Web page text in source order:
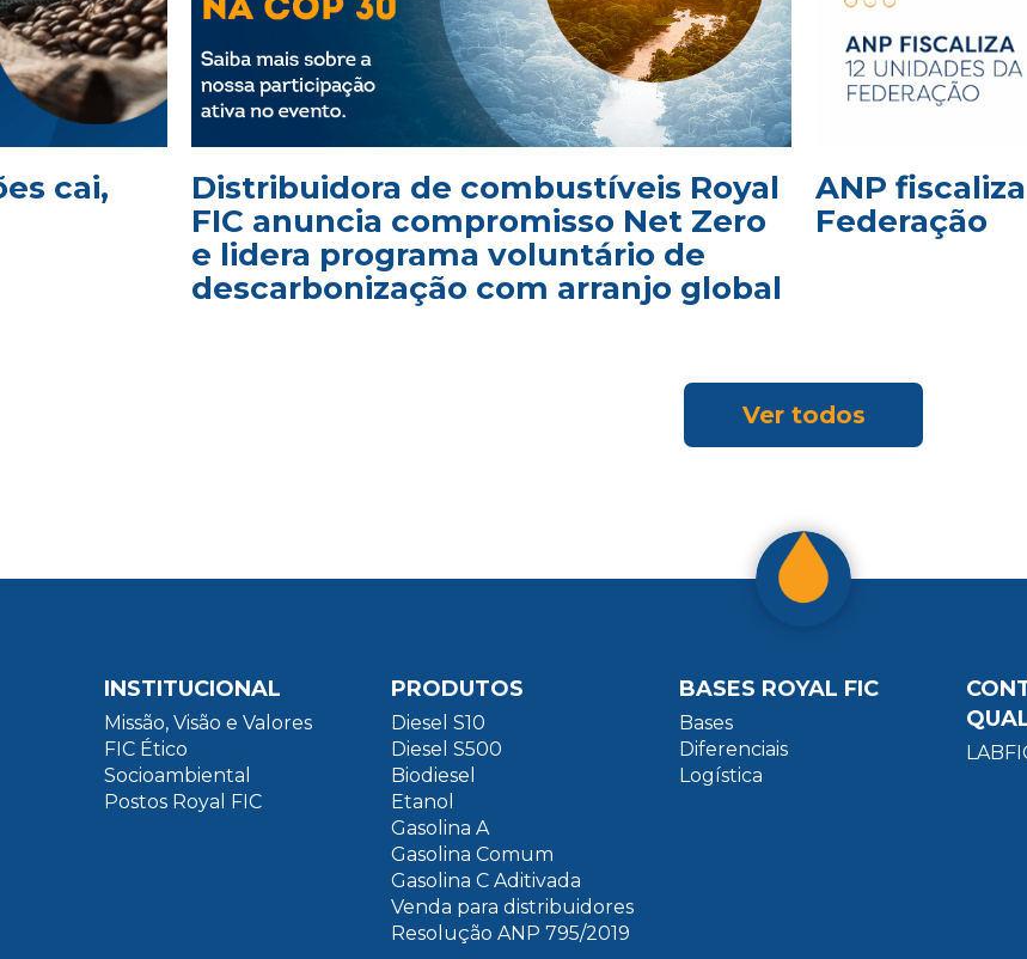
cai,
Distribuidora de combustíveis Royal
FIC anuncia compromisso Net Zero
e lidera programa voluntário de
descarbonização com arranjo global
ANP
Federação
Ver todos
INSTITUCIONAL
Missão, Visão e Valores
FIC Ético
Socioambiental
Postos Royal FIC
PRODUTOS
Diesel S10
Diesel S500
Biodiesel
Etanol
Gasolina A
Gasolina Comum
Gasolina C Aditivada
Venda para distribuidores
Resolução ANP 795/2019
BASES ROYAL FIC
Bases
Diferenciais
Logística